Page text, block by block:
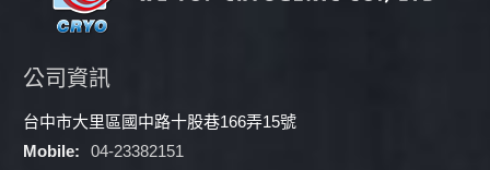
公司資訊
台中市大里區國中路十股巷166弄15號
Mobile:
04-23382151